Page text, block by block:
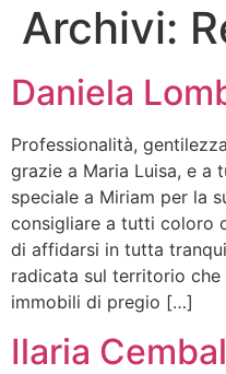
Archivi:
Daniela
Professionalità,
grazie a Maria Luisa, e a
speciale a Miriam per la
consigliare a tutti coloro
di affidarsi in tutta
radicata sul territorio
immobili di pregio […]
Ilaria